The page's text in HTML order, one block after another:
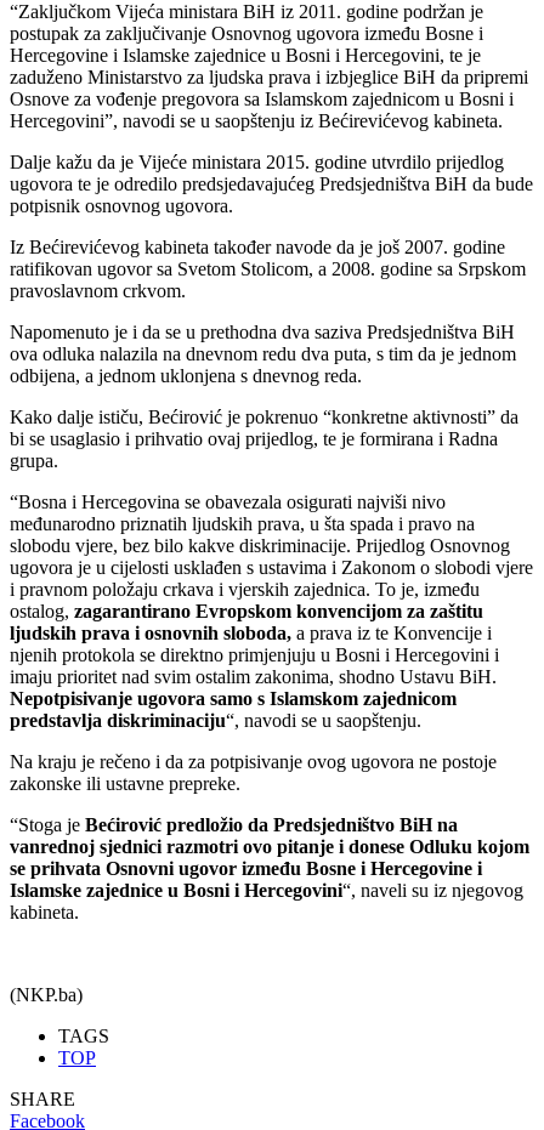
“Zaključkom Vijeća ministara BiH iz 2011. godine podržan je
postupak za zaključivanje Osnovnog ugovora između Bosne i
Hercegovine i Islamske zajednice u Bosni i Hercegovini, te je
zaduženo Ministarstvo za ljudska prava i izbjeglice BiH da pripremi
Osnove za vođenje pregovora sa Islamskom zajednicom u Bosni i
Hercegovini”, navodi se u saopštenju iz Bećirevićevog kabineta.
Dalje kažu da je Vijeće ministara 2015. godine utvrdilo prijedlog
ugovora te je odredilo predsjedavajućeg Predsjedništva BiH da bude
potpisnik osnovnog ugovora.
Iz Bećirevićevog kabineta također navode da je još 2007. godine
ratifikovan ugovor sa Svetom Stolicom, a 2008. godine sa Srpskom
pravoslavnom crkvom.
Napomenuto je i da se u prethodna dva saziva Predsjedništva BiH
ova odluka nalazila na dnevnom redu dva puta, s tim da je jednom
odbijena, a jednom uklonjena s dnevnog reda.
Kako dalje ističu, Bećirović je pokrenuo “konkretne aktivnosti” da
bi se usaglasio i prihvatio ovaj prijedlog, te je formirana i Radna
grupa.
“Bosna i Hercegovina se obavezala osigurati najviši nivo
međunarodno priznatih ljudskih prava, u šta spada i pravo na
slobodu vjere, bez bilo kakve diskriminacije. Prijedlog Osnovnog
ugovora je u cijelosti usklađen s ustavima i Zakonom o slobodi vjere
i pravnom položaju crkava i vjerskih zajednica. To je, između
ostalog, zagarantirano Evropskom konvencijom za zaštitu
ljudskih prava i osnovnih sloboda, a prava iz te Konvencije i
njenih protokola se direktno primjenjuju u Bosni i Hercegovini i
imaju prioritet nad svim ostalim zakonima, shodno Ustavu BiH.
Nepotpisivanje ugovora samo s Islamskom zajednicom
predstavlja diskriminaciju“, navodi se u saopštenju.
Na kraju je rečeno i da za potpisivanje ovog ugovora ne postoje
zakonske ili ustavne prepreke.
“Stoga je Bećirović predložio da Predsjedništvo BiH na
vanrednoj sjednici razmotri ovo pitanje i donese Odluku kojom
se prihvata Osnovni ugovor između Bosne i Hercegovine i
Islamske zajednice u Bosni i Hercegovini“, naveli su iz njegovog
kabineta.
(NKP.ba)
TAGS
TOP
SHARE
Facebook